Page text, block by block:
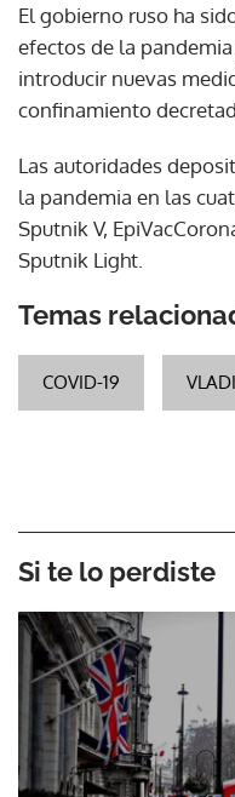
El gobierno ruso ha
efectos de la
introducir nuevas
confinamiento
Las autoridades
la pandemia en las
Sputnik V,
Sputnik Light.
Temas
COVID-19
Si te lo perdiste